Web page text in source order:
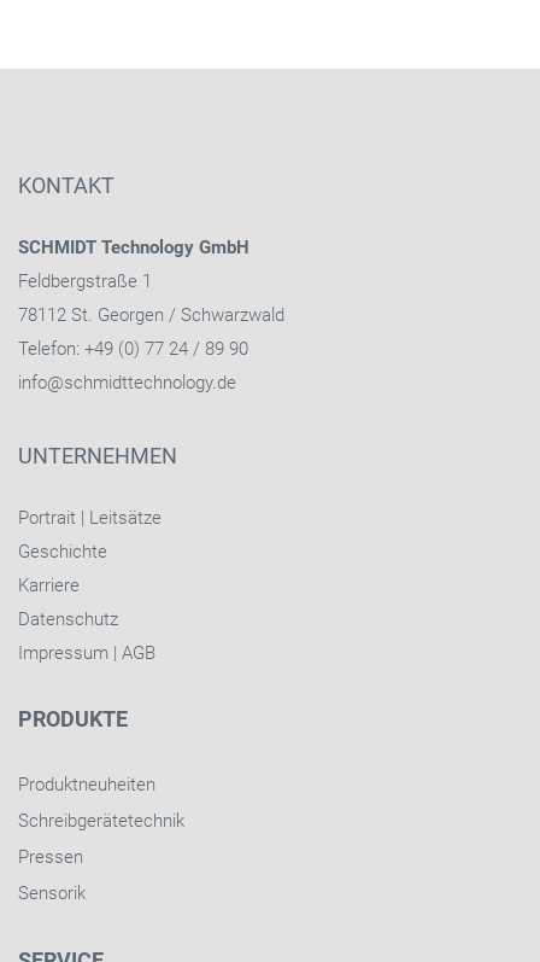
KONTAKT
SCHMIDT Technology GmbH
Feldbergstraße 1
78112 St. Georgen / Schwarzwald
Telefon: +49 (0) 77 24 / 89 90
info@schmidttechnology.de
UNTERNEHMEN
Portrait | Leitsätze
Geschichte
Karriere
Datenschutz
Impressum | AGB
PRODUKTE
Produktneuheiten
Schreibgerätetechnik
Pressen
Sensorik